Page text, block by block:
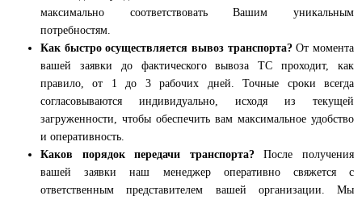
максимально соответствовать Вашим уникальным
потребностям.
Как быстро осуществляется вывоз транспорта?От момента
вашей заявки до фактического вывоза ТС проходит, как
правило, от 1 до 3 рабочих дней. Точные сроки всегда
согласовываются индивидуально, исходя из текущей
загруженности, чтобы обеспечить вам максимальное удобство
и оперативность.
Каков порядок передачи транспорта?После получения
вашей заявки наш менеджер оперативно свяжется с
ответственным представителем вашей организации. Мы